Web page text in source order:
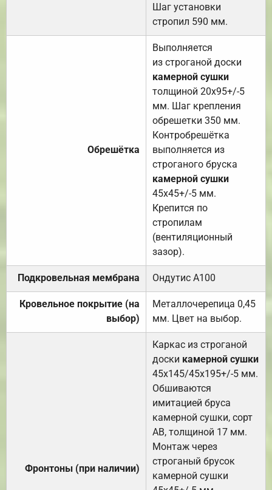
Шаг установки
стропил 590 мм.
Обрешётка
Выполняется
из строганой доски
камерной сушки
толщиной 20х95+/-5
мм. Шаг крепления
обрешетки 350 мм.
Контробрешётка
выполняется из
строганого бруска
камерной сушки
45х45+/-5 мм.
Крепится по
стропилам
(вентиляционный
зазор).
Подкровельная мембрана Ондутис А100
Кровельное покрытие (на
выбор)
Металлочерепица 0,45
мм. Цвет на выбор.
Фронтоны (при наличии)
Каркас из строганой
доски камерной сушки
45х145/45х195+/-5 мм.
Обшиваются
имитацией бруса
камерной сушки, сорт
АВ, толщиной 17 мм.
Монтаж через
строганый брусок
камерной сушки